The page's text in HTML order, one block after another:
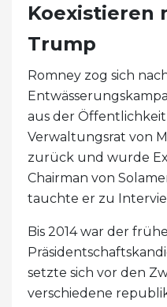
Koexistieren
Trump
Romney zog sich
aus der
Verwaltungsrat von
zurück und wurde
Chairman von
tauchte er zu
Bis 2014 war der
setzte sich vor den
verschiedene